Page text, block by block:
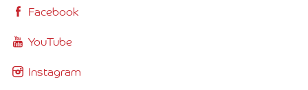
Facebook
YouTube
Instagram